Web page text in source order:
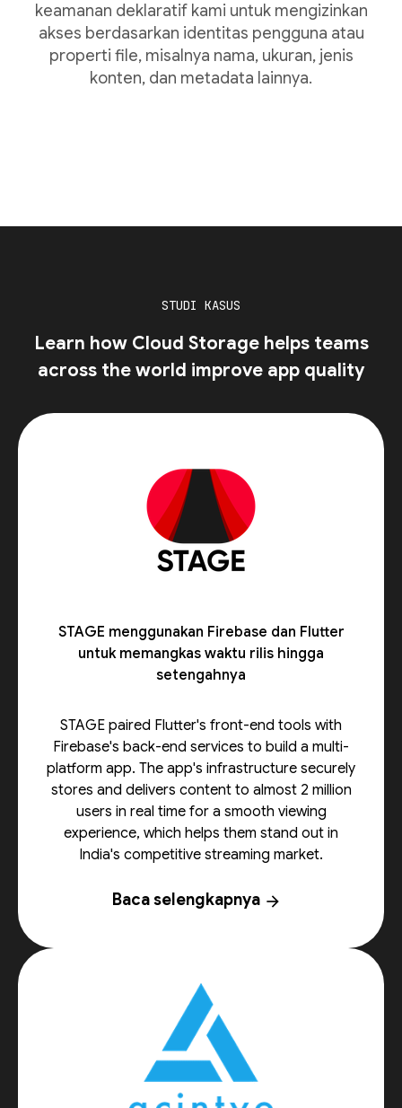
keamanan deklaratif kami untuk mengizinkan
akses berdasarkan identitas pengguna atau
properti file, misalnya nama, ukuran, jenis
konten, dan metadata lainnya.
STUDI KASUS
Learn how Cloud Storage helps teams
across the world improve app quality
STAGE menggunakan Firebase dan Flutter
untuk memangkas waktu rilis hingga
setengahnya
STAGE paired Flutter's front-end tools with
Firebase's back-end services to build a multi-
platform app. The app's infrastructure securely
stores and delivers content to almost 2 million
users in real time for a smooth viewing
experience, which helps them stand out in
India's competitive streaming market.
Baca selengkapnya arrow_forward